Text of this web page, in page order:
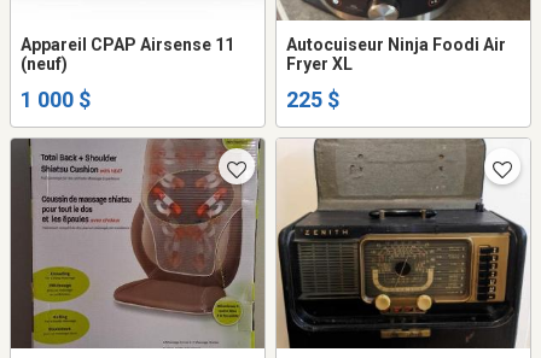
Appareil CPAP Airsense 11
(neuf)
1 000 $
Autocuiseur Ninja Foodi Air
Fryer XL
225 $